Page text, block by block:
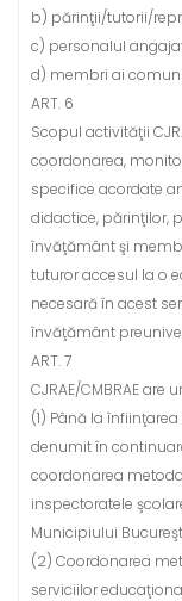
b) părinţii/tutorii/
c) personalul
d) membri ai
ART. 6
Scopul activităţii
coordonarea,
specifice acordate
didactice, părinţilor,
învăţământ şi
tuturor accesul la o
necesară în acest
învăţământ
ART. 7
CJRAE/CMBRAE
(1) Până la
denumit în
coordonarea
inspectoratele
Municipiului
(2) Coordonarea
serviciilor